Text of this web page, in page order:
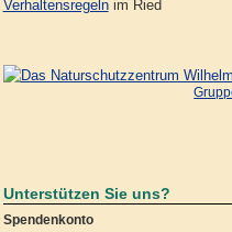
Verhaltensregelnim Ried
Unterstützen Sie uns?
Spendenkonto